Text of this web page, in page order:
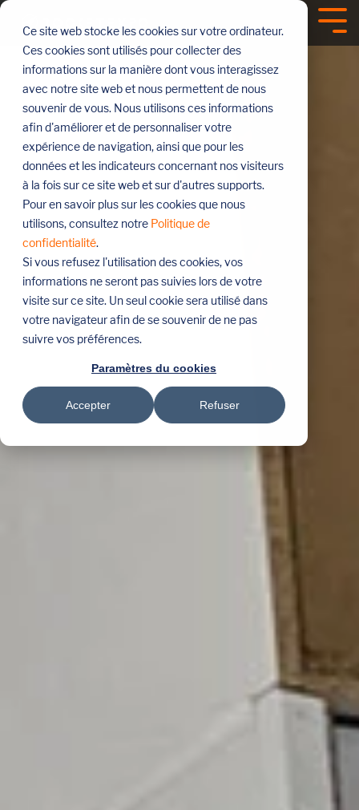
Ce site web stocke les cookies sur votre ordinateur.
Ces cookies sont utilisés pour collecter des
informations sur la manière dont vous interagissez
avec notre site web et nous permettent de nous
souvenir de vous. Nous utilisons ces informations
afin d'améliorer et de personnaliser votre
expérience de navigation, ainsi que pour les
données et les indicateurs concernant nos visiteurs
à la fois sur ce site web et sur d'autres supports.
Pour en savoir plus sur les cookies que nous
utilisons, consultez notre Politique de
confidentialité.
Si vous refusez l'utilisation des cookies, vos
informations ne seront pas suivies lors de votre
visite sur ce site. Un seul cookie sera utilisé dans
votre navigateur afin de se souvenir de ne pas
suivre vos préférences.
Paramètres du cookies
Accepter Refuser
Sauter
menu